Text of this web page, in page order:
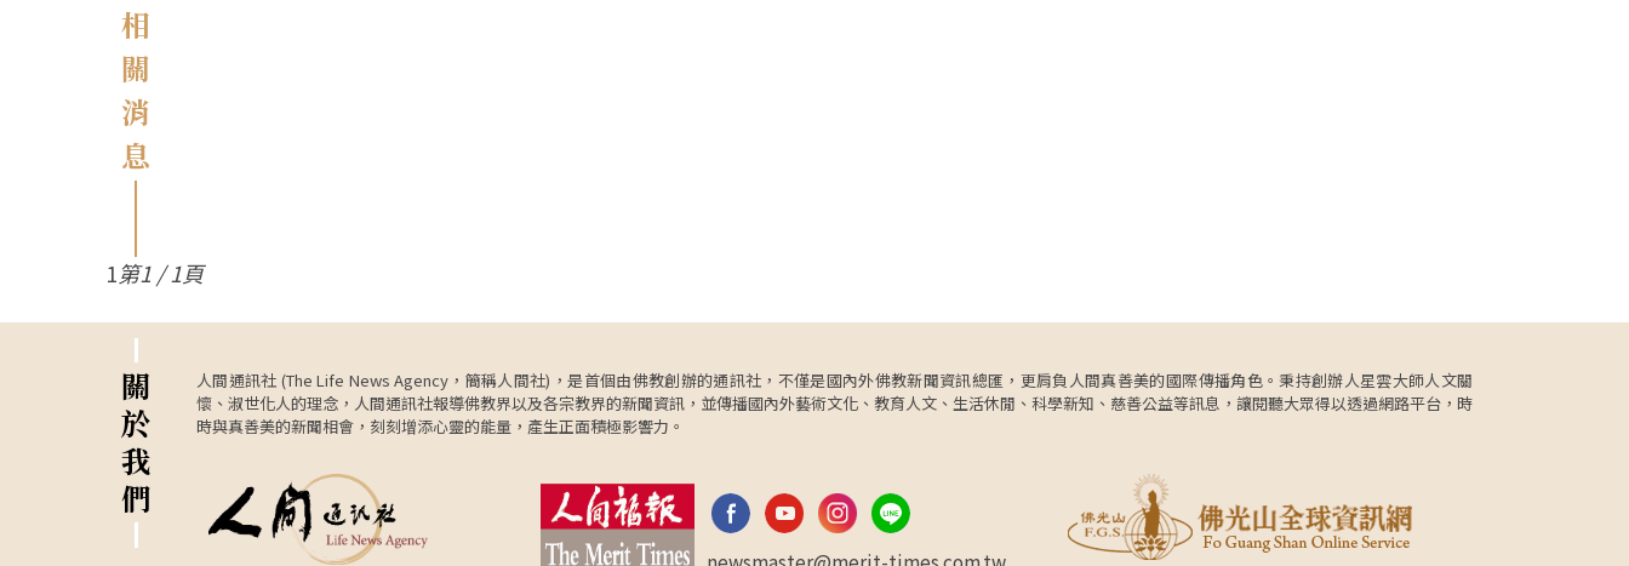
相
關
消
息
1第1 / 1頁
關
於
我
們
人間通訊社 (The Life News Agency，簡稱人間社)，是首個由佛教創辦的通訊社，不僅是國內外佛教新聞資訊總匯，更肩負人間真善美的國際傳播角色。秉持創辦人星雲大師人文關
懷、淑世化人的理念，人間通訊社報導佛教界以及各宗教界的新聞資訊，並傳播國內外藝術文化、教育人文、生活休閒、科學新知、慈善公益等訊息，讓閱聽大眾得以透過網路平台，時
時與真善美的新聞相會，刻刻增添心靈的能量，產生正面積極影響力。